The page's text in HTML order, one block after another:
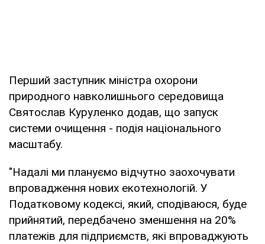
Перший заступник міністра охорони
природного навколишнього середовища
Святослав Куруленко додав, що запуск
системи очищення - подія національного
масштабу.
"Надалі ми плануємо відчутно заохочувати
впровадження нових екотехнологій. У
Податковому кодексі, який, сподіваюся, буде
прийнятий, передбачено зменшення на 20%
платежів для підприємств, які впроваджують